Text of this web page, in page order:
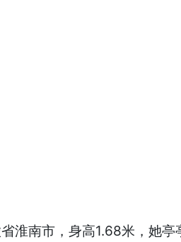
淮南市，身高1.68米，她亭